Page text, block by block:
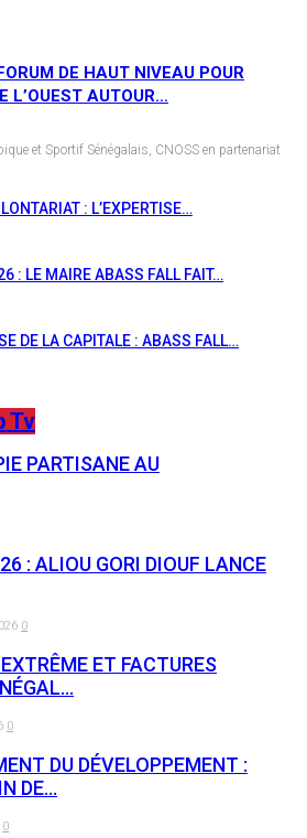
DE HAUT NIVEAU POUR
L’OUEST AUTOUR…
et Sportif Sénégalais, CNOSS en partenariat
: L’EXPERTISE…
: LE MAIRE ABASS FALL FAIT…
DE LA CAPITALE : ABASS FALL…
Tv
PARTISANE AU
: ALIOU GORI DIOUF LANCE
0
ET FACTURES
0
DU DÉVELOPPEMENT :
DE…
0